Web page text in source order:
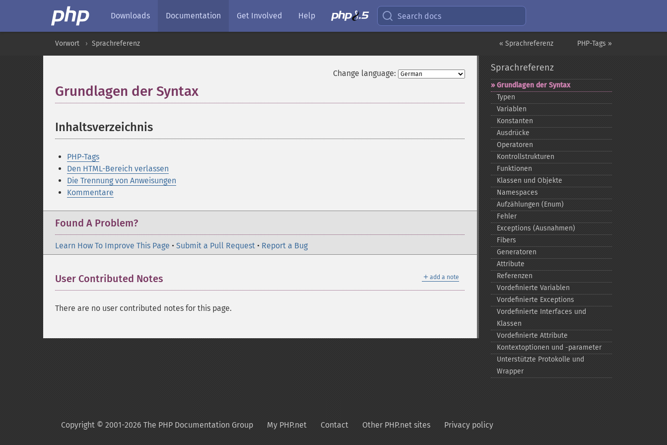
Downloads Documentation Get Involved Help Search docs
PHP-Tags »
« Sprachreferenz
Vorwort Sprachreferenz
Change language:
Grundlagen der Syntax
Inhaltsverzeichnis
PHP-Tags
Den HTML-Bereich verlassen
Die Trennung von Anweisungen
Kommentare
Found A Problem?
Learn How To Improve This Page • Submit a Pull Request • Report a Bug
＋ add a note
User Contributed Notes
There are no user contributed notes for this page.
Sprachreferenz
Grundlagen der Syntax
Typen
Variablen
Konstanten
Ausdrücke
Operatoren
Kontrollstrukturen
Funktionen
Klassen und Objekte
Namespaces
Aufzählungen (Enum)
Fehler
Exceptions (Ausnahmen)
Fibers
Generatoren
Attribute
Referenzen
Vordefinierte Variablen
Vordefinierte Exceptions
Vordefinierte Interfaces und
Klassen
Vordefinierte Attribute
Kontextoptionen und -​parameter
Unterstützte Protokolle und
Wrapper
Copyright © 2001-2026 The PHP Documentation Group My PHP.net Contact Other PHP.net sites Privacy policy